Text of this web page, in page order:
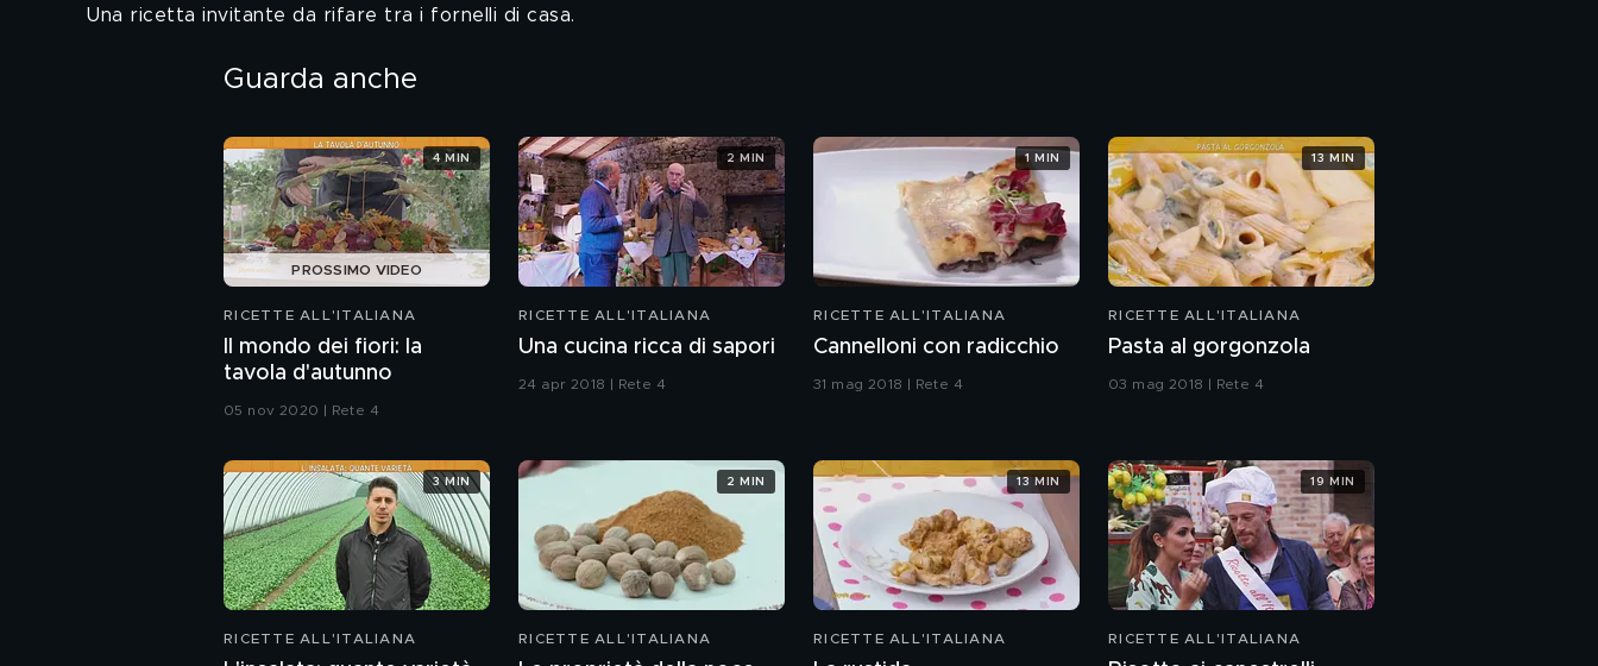
Una ricetta invitante da rifare tra i fornelli di casa.
Guarda anche
PROSSIMO VIDEO
RICETTE ALL'ITALIANA
Il mondo dei fiori: la
tavola d'autunno
05 nov 2020 | Rete 4
4 MIN
RICETTE ALL'ITALIANA
Una cucina ricca di sapori
24 apr 2018 | Rete 4
2 MIN
RICETTE ALL'ITALIANA
Cannelloni con radicchio
31 mag 2018 | Rete 4
1 MIN
RICETTE ALL'ITALIANA
Pasta al gorgonzola
03 mag 2018 | Rete 4
13 MIN
RICETTE ALL'ITALIANA
3 MIN
RICETTE ALL'ITALIANA
2 MIN
RICETTE ALL'ITALIANA
13 MIN
RICETTE ALL'ITALIANA
19 MIN